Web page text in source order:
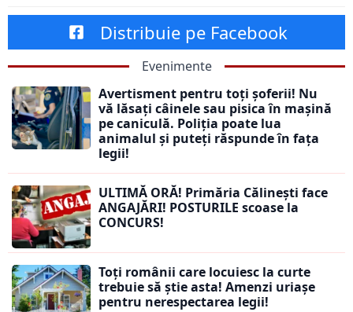
Distribuie pe Facebook
Evenimente
Avertisment pentru toți șoferii! Nu
vă lăsați câinele sau pisica în mașină
pe caniculă. Poliția poate lua
animalul și puteți răspunde în fața
legii!
ULTIMĂ ORĂ! Primăria Călinești face
ANGAJĂRI! POSTURILE scoase la
CONCURS!
Toți românii care locuiesc la curte
trebuie să știe asta! Amenzi uriașe
pentru nerespectarea legii!